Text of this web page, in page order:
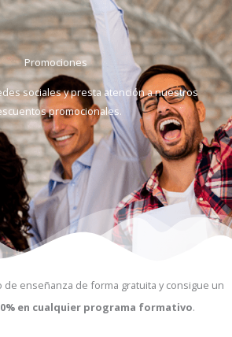
Promociones
sociales y presta atención a nuestros
promocionales.
enseñanza de forma gratuita y consigue un
en cualquier programa formativo.